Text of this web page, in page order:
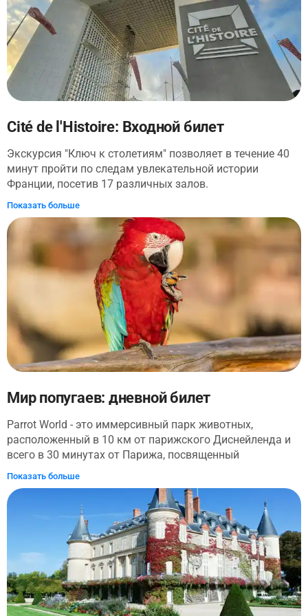
драматическими скульптурами музей открывает свои
сокровища впечатляющим, инновационным способом.
Наслаждайтесь интересными цифровыми и
интерактивными функциями на протяжении всего тура,
которые понравятся как молодым, так и опытным
искателям приключений.
Cité de l'Histoire: Входной билет
Экскурсия "Ключ к столетиям" позволяет в течение 40
минут пройти по следам увлекательной истории
Франции, посетив 17 различных залов.
Квалифицированные актеры проведут вас через 12
веков истории, создавая захватывающий
четырехмерный сенсорный опыт, озвученный Франком
Ферраном. Загляните в кабинет, принадлежавший
генералу де Голлю, войдите в походную палатку
Наполеона 1-го и посетите столярную мастерскую XVIII
века. Это событие было создано Франком Ферраном,
режиссером Тьерри Ретифом и спродюсировано
компанией Amaclio Productions, известной своими
иммерсивными историческими шоу.
Показать больше
Мир попугаев: дневной билет
Parrot World - это иммерсивный парк животных,
расположенный в 10 км от парижского Диснейленда и
всего в 30 минутах от Парижа, посвященный
сокровищам Южной Америки. Посетители могут
наблюдать за животными из Амазонки и Патагонии в
обстановке, близкой к их естественной среде обитания.
Парк спроектирован как природный заповедник, где
посетители могут искать знаковых южноамериканских
животных, таких как попугаи, ягуары, гигантские
выдры, пингвины Гумбольдта, капибары и многие
другие. Помимо экспонатов с животными, здесь также
есть столовая и большая игровая площадка для детей.
Парк предлагает веселые и захватывающие
Показать больше